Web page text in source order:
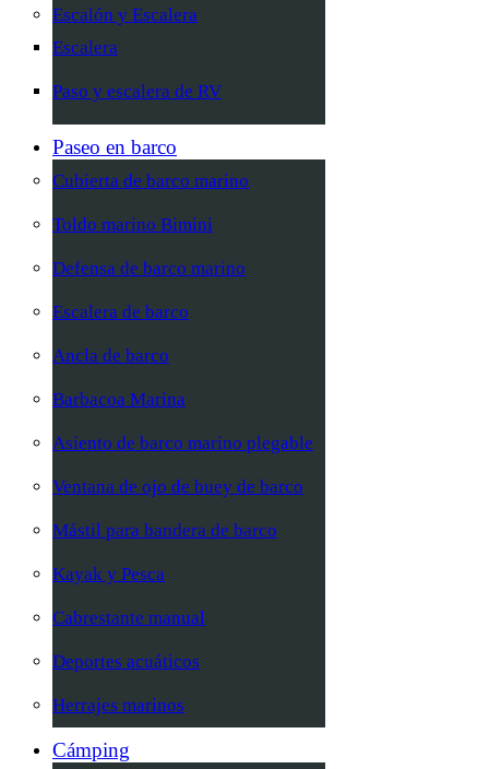
Escalón y Escalera
Escalera
Paso y escalera de RV
Paseo en barco
Cubierta de barco marino
Toldo marino Bimini
Defensa de barco marino
Escalera de barco
Ancla de barco
Barbacoa Marina
Asiento de barco marino plegable
Ventana de ojo de buey de barco
Mástil para bandera de barco
Kayak y Pesca
Cabrestante manual
Deportes acuáticos
Herrajes marinos
Cámping